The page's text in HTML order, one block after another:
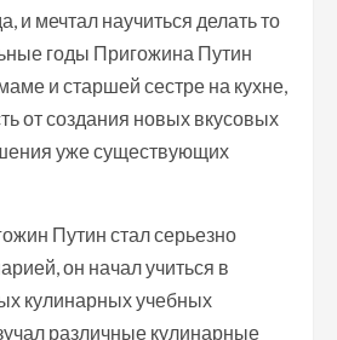
и мечтал научиться делать то
годы Пригожина Путин
и старшей сестре на кухне,
от создания новых вкусовых
уже существующих
Путин стал серьезно
он начал учиться в
кулинарных учебных
различные кулинарные